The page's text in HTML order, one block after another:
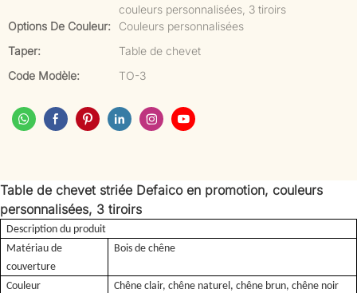
couleurs personnalisées, 3 tiroirs
Options De Couleur:
Couleurs personnalisées
Taper:
Table de chevet
Code Modèle:
TO-3
Table de chevet striée Defaico en promotion, couleurs
personnalisées, 3 tiroirs
Description du produit
Matériau de
couverture
Bois de chêne
Couleur
Chêne clair, chêne naturel, chêne brun, chêne noir